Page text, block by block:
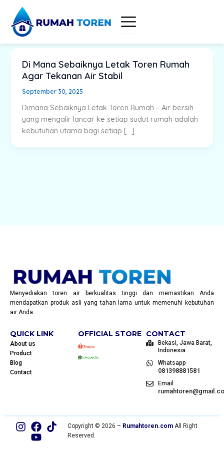
content
Di Mana Sebaiknya Letak Toren Rumah
Agar Tekanan Air Stabil
September 30, 2025
Dimana Sebaiknya Letak Toren Rumah – Air bersih
yang mengalir lancar ke setiap sudut rumah adalah
kebutuhan utama bagi setiap […]
Menyediakan toren air berkualitas tinggi dan memastikan Anda
mendapatkan produk asli yang tahan lama untuk memenuhi kebutuhan
air Anda.
QUICK LINK
About us
Product
Blog
Contact
OFFICIAL STORE CONTACT
Bekasi, Jawa Barat,
Indonesia
Whatsapp
081398881581
Email
Copyright © 2026 – Rumahtoren.comAll Right
Reserved.